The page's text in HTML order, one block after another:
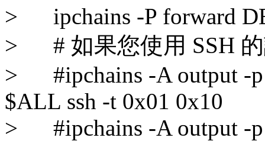
> ipchains -P forward
> # 如果您使用 SSH 的
> #ipchains -A output -p
$ALL ssh -t 0x01 0x10
> #ipchains -A output -p